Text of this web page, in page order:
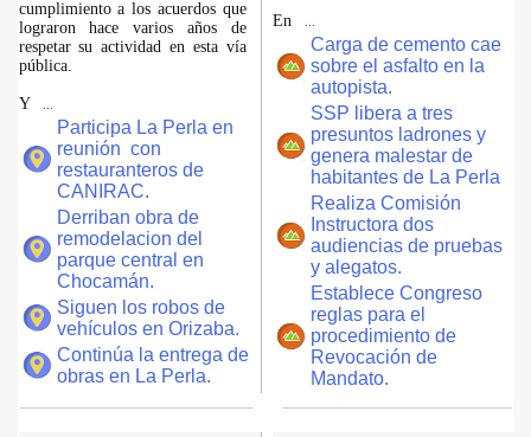
cumplimiento a los acuerdos que
lograron hace varios años de
respetar su actividad en esta vía
pública.
Y
Participa La Perla en
reunión con
restauranteros de
CANIRAC.
Derriban obra de
remodelacion del
parque central en
Chocamán.
Siguen los robos de
vehículos en Orizaba.
Continúa la entrega de
obras en La Perla.
En
Carga de cemento cae
sobre el asfalto en la
autopista.
SSP libera a tres
presuntos ladrones y
genera malestar de
habitantes de La Perla
Realiza Comisión
Instructora dos
audiencias de pruebas
y alegatos.
Establece Congreso
reglas para el
procedimiento de
Revocación de
Mandato.